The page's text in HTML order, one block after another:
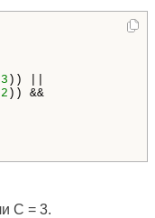
3 )) ||
2 )) &&
С = 3.